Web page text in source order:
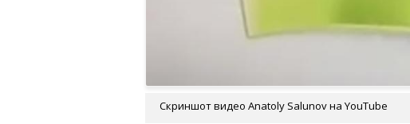
Скриншот видео Anatoly Salunov на YouTube